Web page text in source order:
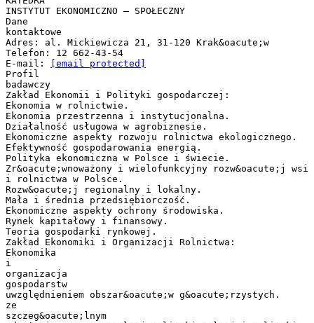
INSTYTUT EKONOMICZNO – SPOŁECZNY
Dane
kontaktowe
Adres: al. Mickiewicza 21, 31-120 Krak&oacute;w
Telefon: 12 662-43-54
E-mail:
[email protected]
Profil
badawczy
Zakład Ekonomii i Polityki gospodarczej:
Ekonomia w rolnictwie.
Ekonomia przestrzenna i instytucjonalna.
Działalność usługowa w agrobiznesie.
Ekonomiczne aspekty rozwoju rolnictwa ekologicznego.
Efektywność gospodarowania energią.
Polityka ekonomiczna w Polsce i świecie.
Zr&oacute;wnoważony i wielofunkcyjny rozw&oacute;j wsi
i rolnictwa w Polsce.
Rozw&oacute;j regionalny i lokalny.
Mała i średnia przedsiębiorczość.
Ekonomiczne aspekty ochrony środowiska.
Rynek kapitałowy i finansowy.
Teoria gospodarki rynkowej.
Zakład Ekonomiki i Organizacji Rolnictwa:
Ekonomika
i
organizacja
gospodarstw
uwzględnieniem obszar&oacute;w g&oacute;rzystych.
ze
szczeg&oacute;lnym